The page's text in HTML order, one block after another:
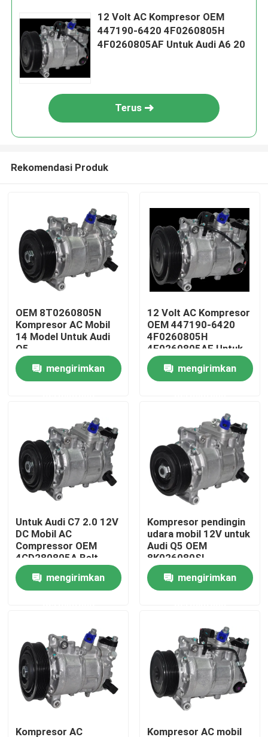
Produk
Video
Tentang Kami
Tur Pabrik
Kontrol kualitas
Kasus
Quote request suatu
Kompresor AC EV Mobil
12 Volt AC Kompresor OEM
447190-6420 4F0260805H
4F0260805AF Untuk Audi A6 20
Terus
Rekomendasi Produk
OEM 8T0260805N
Kompresor AC Mobil
14 Model Untuk Audi
Q5
mengirimkan
12 Volt AC Kompresor
OEM 447190-6420
4F0260805H
4F0260805AF Untuk
Audi A6 20
mengirimkan
Untuk Audi C7 2.0 12V
DC Mobil AC
Compressor OEM
4GD280805A Belt
Driven Direct Mount
mengirimkan
Kompresor pendingin
udara mobil 12V untuk
Audi Q5 OEM
8K026080SL
mengirimkan
Kompresor AC Kompresor AC mobil